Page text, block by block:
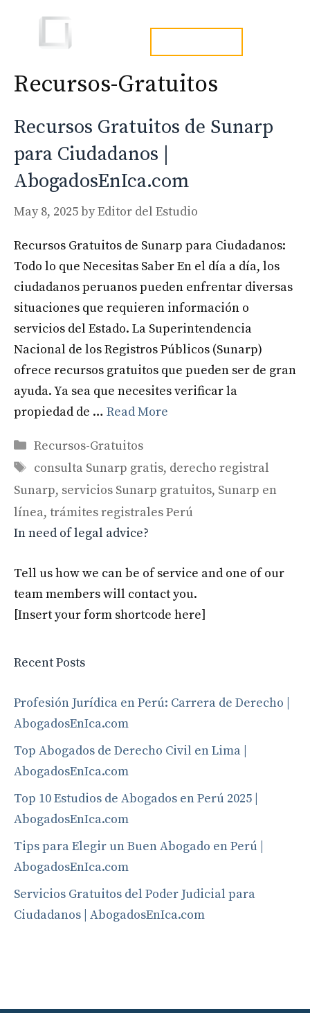
content
Recursos-Gratuitos
Recursos Gratuitos de Sunarp
para Ciudadanos |
AbogadosEnIca.com
May 8, 2025byEditor del Estudio
Recursos Gratuitos de Sunarp para Ciudadanos:
Todo lo que Necesitas Saber En el día a día, los
ciudadanos peruanos pueden enfrentar diversas
situaciones que requieren información o
servicios del Estado. La Superintendencia
Nacional de los Registros Públicos (Sunarp)
ofrece recursos gratuitos que pueden ser de gran
ayuda. Ya sea que necesites verificar la
propiedad de … Read More
Categories
Recursos-Gratuitos
Tags
consulta Sunarp gratis, derecho registral
Sunarp, servicios Sunarp gratuitos, Sunarp en
línea, trámites registrales Perú
In need of legal advice?
Tell us how we can be of service and one of our
team members will contact you.
[Insert your form shortcode here]
Recent Posts
Profesión Jurídica en Perú: Carrera de Derecho |
AbogadosEnIca.com
Top Abogados de Derecho Civil en Lima |
AbogadosEnIca.com
Top 10 Estudios de Abogados en Perú 2025 |
AbogadosEnIca.com
Tips para Elegir un Buen Abogado en Perú |
AbogadosEnIca.com
Servicios Gratuitos del Poder Judicial para
Ciudadanos | AbogadosEnIca.com